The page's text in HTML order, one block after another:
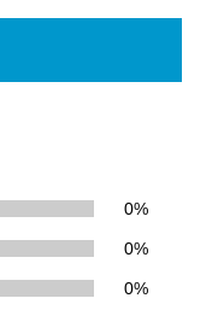
0%
0%
0%